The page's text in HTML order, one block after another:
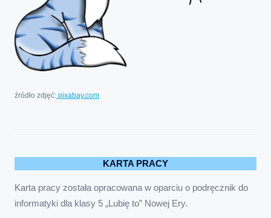
źródło zdjęć: pixabay.com
KARTA PRACY
Karta pracy została opracowana w oparciu o podręcznik do
informatyki dla klasy 5 „Lubię to” Nowej Ery.